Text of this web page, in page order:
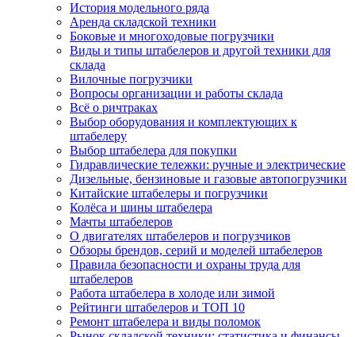
История модельного ряда
Аренда складской техники
Боковые и многоходовые погрузчики
Виды и типы штабелеров и другой техники для
склада
Вилочные погрузчики
Вопросы организации и работы склада
Всё о ричтраках
Выбор оборудования и комплектующих к
штабелеру
Выбор штабелера для покупки
Гидравлические тележки: ручные и электрические
Дизельные, бензиновые и газовые автопогрузчики
Китайские штабелеры и погрузчики
Колёса и шины штабелера
Мачты штабелеров
О двигателях штабелеров и погрузчиков
Обзоры брендов, серий и моделей штабелеров
Правила безопасности и охраны труда для
штабелеров
Работа штабелера в холоде или зимой
Рейтинги штабелеров и ТОП 10
Ремонт штабелера и виды поломок